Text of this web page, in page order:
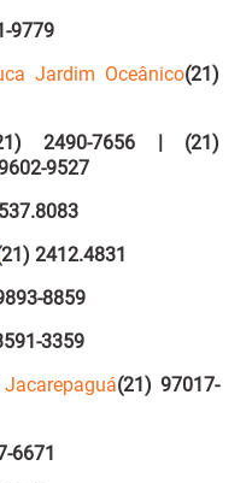
9779
Jardim Oceânico(21)
2490-7656 | (21)
9527
2412.4831
8859
3359
(21) 97017-
6671